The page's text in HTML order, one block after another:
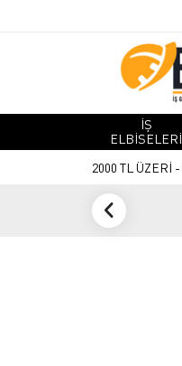
İŞ
ELBİSELERİ
2000 TL ÜZERİ -